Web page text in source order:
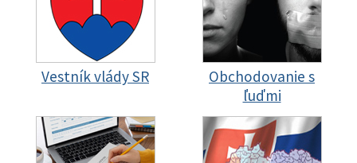
Vestník vlády SR
Obchodovanie s
ľuďmi